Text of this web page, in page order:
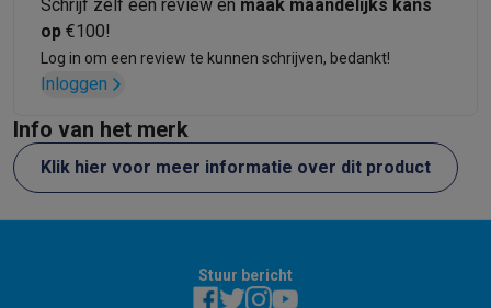
Schrijf zelf een review en maak maandelijks kans
op €100!
Log in om een review te kunnen schrijven, bedankt!
Inloggen
Info van het merk
Klik hier voor meer informatie over dit product
Stuur bericht